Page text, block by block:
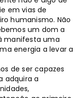
em vias de
humanismo. Não
um dom a
manifesta uma
energia a levar a
de ser capazes
adquira a